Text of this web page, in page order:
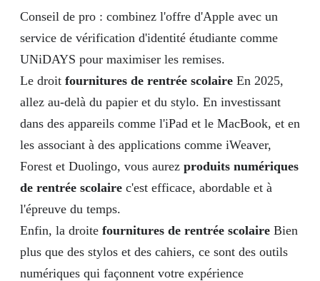
Conseil de pro : combinez l'offre d'Apple avec un
service de vérification d'identité étudiante comme
UNiDAYS pour maximiser les remises.
Le droit fournitures de rentrée scolaire En 2025,
allez au-delà du papier et du stylo. En investissant
dans des appareils comme l'iPad et le MacBook, et en
les associant à des applications comme iWeaver,
Forest et Duolingo, vous aurez produits numériques
de rentrée scolaire c'est efficace, abordable et à
l'épreuve du temps.
Enfin, la droite fournitures de rentrée scolaire Bien
plus que des stylos et des cahiers, ce sont des outils
numériques qui façonnent votre expérience